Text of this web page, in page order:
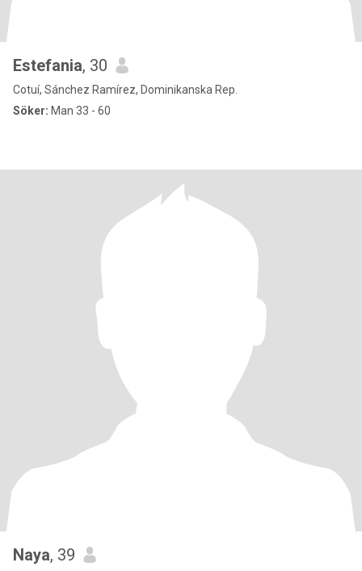
Estefania, 30
Cotuí, Sánchez Ramírez, Dominikanska Rep.
Söker: Man 33 - 60
Naya, 39